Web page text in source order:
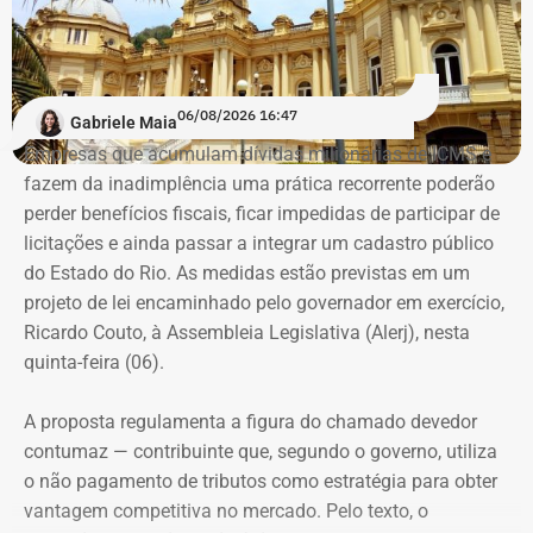
turmas exclusivamente femininas como forma de
encorajá-las.
“A ideia de dar aulas especificas para mulheres se
defenderem de casos de violência surgiu do encontro
entre a prática do esporte e a observação de uma
demanda real do cotidiano feminino. O principal gatilho
que muitas sentem é a constatação do medo. Por isso, os
treinamentos vão além dos socos. O foco principal é a
consciência situacional e a capacidade de reação rápida
antes mesmo que o contato físico aconteça”, comenta.
Evolução do patrimônio declarado por Fred Pacheco à Justiça Eleitoral
entre 2012 e 2026, em valores nominais e corrigidos pela inflação (IPCA) –
Tabela: Imagem gerada por IA
Apesar da recuperação, o valor ainda está 16,3% abaixo,
Quando a comparação é feita em valores corrigidos pela
inflação, a diferença chega a 30,1%.
Patrimônio de Fred Pacheco é
Gabriele Maia06/08/2026 16:47
Empresas que acumulam dívidas milionárias de ICMS e
fazem da inadimplência uma prática recorrente poderão
perder benefícios fiscais, ficar impedidas de participar de
licitações e ainda passar a integrar um cadastro público
do Estado do Rio. As medidas estão previstas em um
projeto de lei encaminhado pelo governador em exercício,
Ricardo Couto, à Assembleia Legislativa (Alerj), nesta
quinta-feira (06).
A proposta regulamenta a figura do chamado devedor
contumaz — contribuinte que, segundo o governo, utiliza
o não pagamento de tributos como estratégia para obter
vantagem competitiva no mercado. Pelo texto, o